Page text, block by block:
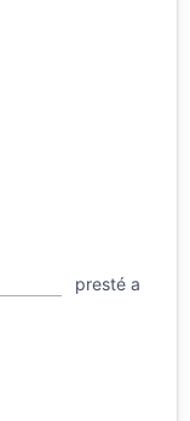
presté a